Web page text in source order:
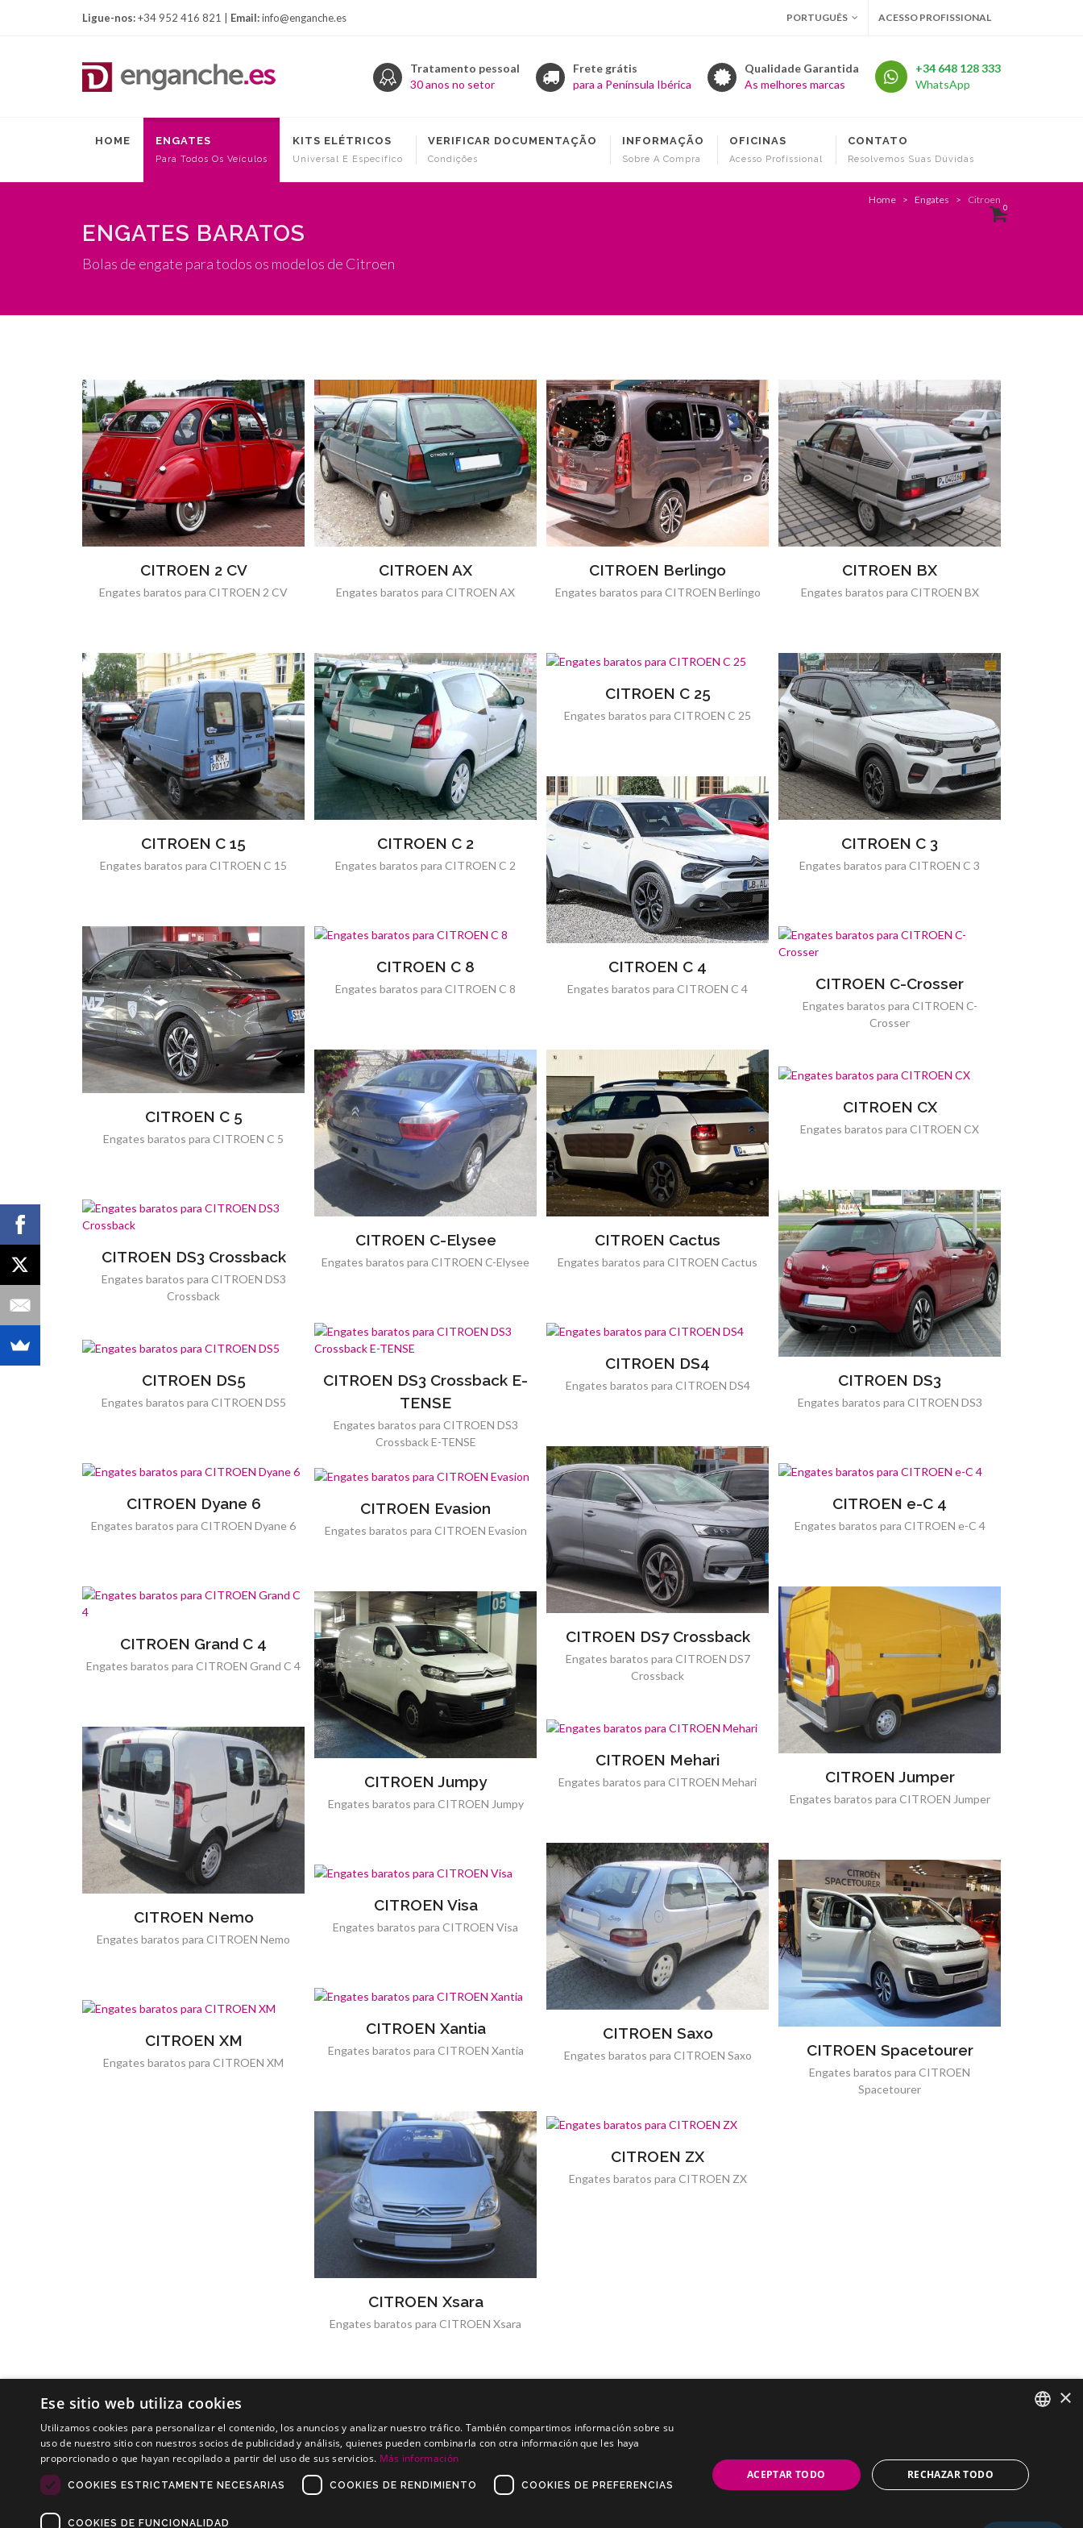
Ligue-nos:+34 952 416 821 | Email:info@enganche.es PORTUGUÊS ACESSO PROFISSIONAL
Tratamento pessoal
30 anos no setor
Frete grátis
para a Península Ibérica
Qualidade Garantida
As melhores marcas
+34 648 128 333
WhatsApp
HOME ENGATES
Para Todos Os Veículos
KITS ELÉTRICOS
Universal E Específico
VERIFICAR DOCUMENTAÇÃO
Condições
INFORMAÇÃO
Sobre A Compra
OFICINAS
Acesso Profissional
CONTATO
Resolvemos Suas Dúvidas
0
ENGATES BARATOS
Bolas de engate para todos os modelos de Citroen
Home Engates Citroen
CITROEN 2 CV
Engates baratos para CITROEN 2 CV
CITROEN AX
Engates baratos para CITROEN AX
CITROEN Berlingo
Engates baratos para CITROEN Berlingo
CITROEN BX
Engates baratos para CITROEN BX
CITROEN C 15
Engates baratos para CITROEN C 15
CITROEN C 2
Engates baratos para CITROEN C 2
CITROEN C 25
Engates baratos para CITROEN C 25
CITROEN C 3
Engates baratos para CITROEN C 3
CITROEN C 4
Engates baratos para CITROEN C 4
CITROEN C 5
Engates baratos para CITROEN C 5
CITROEN C 8
Engates baratos para CITROEN C 8 CITROEN C-Crosser
Engates baratos para CITROEN C-
Crosser
CITROEN C-Elysee
Engates baratos para CITROEN C-Elysee
CITROEN Cactus
Engates baratos para CITROEN Cactus
CITROEN CX
Engates baratos para CITROEN CX
CITROEN DS3
Engates baratos para CITROEN DS3
CITROEN DS3 Crossback
Engates baratos para CITROEN DS3
Crossback
CITROEN DS3 Crossback E-
TENSE
Engates baratos para CITROEN DS3
Crossback E-TENSE
CITROEN DS4
Engates baratos para CITROEN DS4
CITROEN DS5
Engates baratos para CITROEN DS5
CITROEN DS7 Crossback
Engates baratos para CITROEN DS7
Crossback
CITROEN Dyane 6
Engates baratos para CITROEN Dyane 6
CITROEN e-C 4
Engates baratos para CITROEN e-C 4
CITROEN Evasion
Engates baratos para CITROEN Evasion
CITROEN Grand C 4
Engates baratos para CITROEN Grand C 4
CITROEN Jumper
Engates baratos para CITROEN Jumper
CITROEN Jumpy
Engates baratos para CITROEN Jumpy
CITROEN Mehari
Engates baratos para CITROEN Mehari
CITROEN Nemo
Engates baratos para CITROEN Nemo
CITROEN Saxo
Engates baratos para CITROEN Saxo CITROEN Spacetourer
Engates baratos para CITROEN
Spacetourer
CITROEN Visa
Engates baratos para CITROEN Visa
CITROEN Xantia
Engates baratos para CITROEN Xantia
CITROEN XM
Engates baratos para CITROEN XM
CITROEN Xsara
Engates baratos para CITROEN Xsara
CITROEN ZX
Engates baratos para CITROEN ZX
Copyrights © 2019 Todos os direitos reservados Dilusur, S.L.
PORTUGUESE
×
Ese sitio web utiliza cookies
Utilizamos cookies para personalizar el contenido, los anuncios y analizar nuestro tráfico. También compartimos información sobre su
uso de nuestro sitio con nuestros socios de publicidad y análisis, quienes pueden combinarla con otra información que les haya
proporcionado o que hayan recopilado a partir del uso de sus servicios. Más información
COOKIES ESTRICTAMENTE NECESARIAS COOKIES DE RENDIMIENTO COOKIES DE PREFERENCIAS
COOKIES DE FUNCIONALIDAD
ACEPTAR TODO RECHAZAR TODO